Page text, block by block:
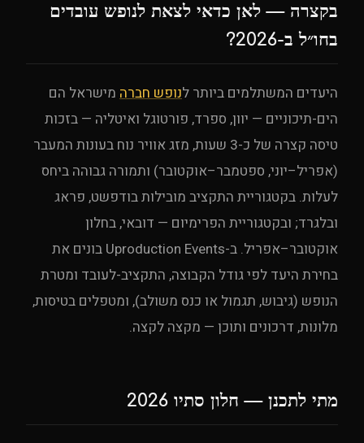
בקצרה — לאן כדאי לצאת לנופש עובדים
בחו״ל ב-2026?
היעדים המשתלמים ביותר לנופש חברה מישראל הם
הים-תיכוניים — יוון, ספרד, פורטוגל ואיטליה — בזכות
טיסה קצרה של כ-3 שעות, מזג אוויר נוח בעונות המעבר
(אפריל–יוני, ספטמבר–אוקטובר) ותמורה גבוהה ביחס
לעלות. בקטגוריית התקציב מובילות בודפשט, פראג
ובלגרד; ובקטגוריית הפרימיום — דובאי, בחלון
אוקטובר–אפריל. ב-Uproduction Events בונים את
בחירת היעד לפי גודל הקבוצה, התקציב-לעובד ומטרת
הנופש (גיבוש, תגמול או כנס משולב), ומטפלים בטיסות,
מלונות, דרכונים ותוכן — מקצה לקצה.
מתי לתכנן — חלון סתיו 2026